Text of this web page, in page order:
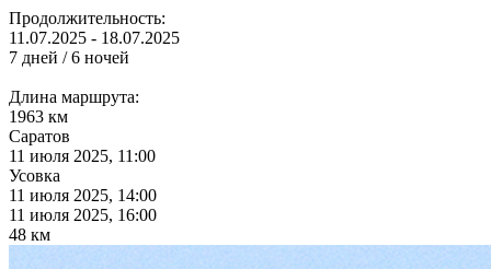
Продолжительность:
11.07.2025 - 18.07.2025
7 дней / 6 ночей
Длина маршрута:
1963 км
Саратов
11 июля 2025, 11:00
Усовка
11 июля 2025, 14:00
11 июля 2025, 16:00
48 км